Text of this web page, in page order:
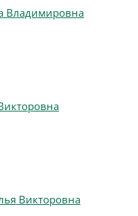
Владимировна
Викторовна